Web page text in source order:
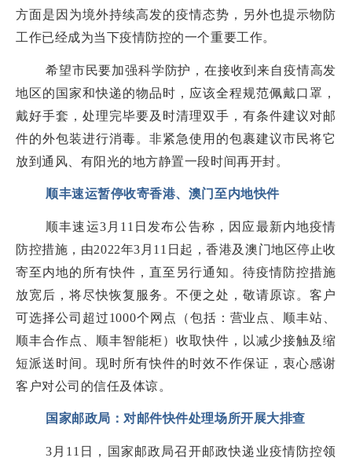
方面是因为境外持续高发的疫情态势，另外也提示物防
工作已经成为当下疫情防控的一个重要工作。
希望市民要加强科学防护，在接收到来自疫情高发
地区的国家和快递的物品时，应该全程规范佩戴口罩，
戴好手套，处理完毕要及时清理双手，有条件建议对邮
件的外包装进行消毒。非紧急使用的包裹建议市民将它
放到通风、有阳光的地方静置一段时间再开封。
顺丰速运暂停收寄香港、澳门至内地快件
顺丰速运3月11日发布公告称，因应最新内地疫情
防控措施，由2022年3月11日起，香港及澳门地区停止收
寄至内地的所有快件，直至另行通知。待疫情防控措施
放宽后，将尽快恢复服务。不便之处，敬请原谅。客户
可选择公司超过1000个网点（包括：营业点、顺丰站、
顺丰合作点、顺丰智能柜）收取快件，以减少接触及缩
短派送时间。现时所有快件的时效不作保证，衷心感谢
客户对公司的信任及体谅。
国家邮政局：对邮件快件处理场所开展大排查
3月11日，国家邮政局召开邮政快递业疫情防控领